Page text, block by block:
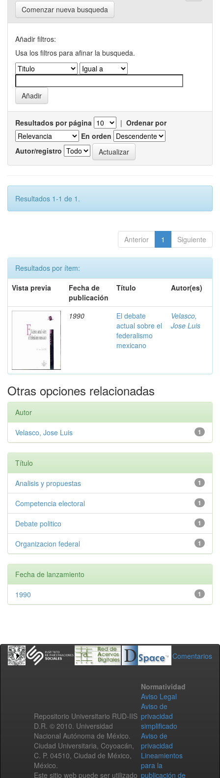
Comenzar nueva busqueda
Añadir filtros:
Usa los filtros para afinar la busqueda.
Resultados por página | Ordenar por
En orden
Autor/registro
Resultados 1-1 de 1.
Anterior 1 Siguiente
Resultados por ítem:
Vista previa
Fecha de
publicación
Título Autor(es)
1990
El debate
actual sobre el
federalismo
mexicano
Velasco,
Jose Luis
Otras opciones relacionadas
Autor
1
Velasco, Jose Luis
Título
1
Analisis y propuestas
1
Competencia electoral
1
Debate politico
1
Organizacion federal
Fecha de lanzamiento
1
1990
Comentarios
Repositorio Universitario RUD-IIS
D.R. © 2010. Universidad
Nacional Autónoma de México.
Ciudad Universitaria, Coyoacán,
C. P. 04510, Ciudad de México,
México.
Este sitio web puede ser utilizado
Normatividad
Aviso Legal
Aviso de
privacidad
simplificado
Aviso de
privacidad
Lineamientos
para la
publicación de